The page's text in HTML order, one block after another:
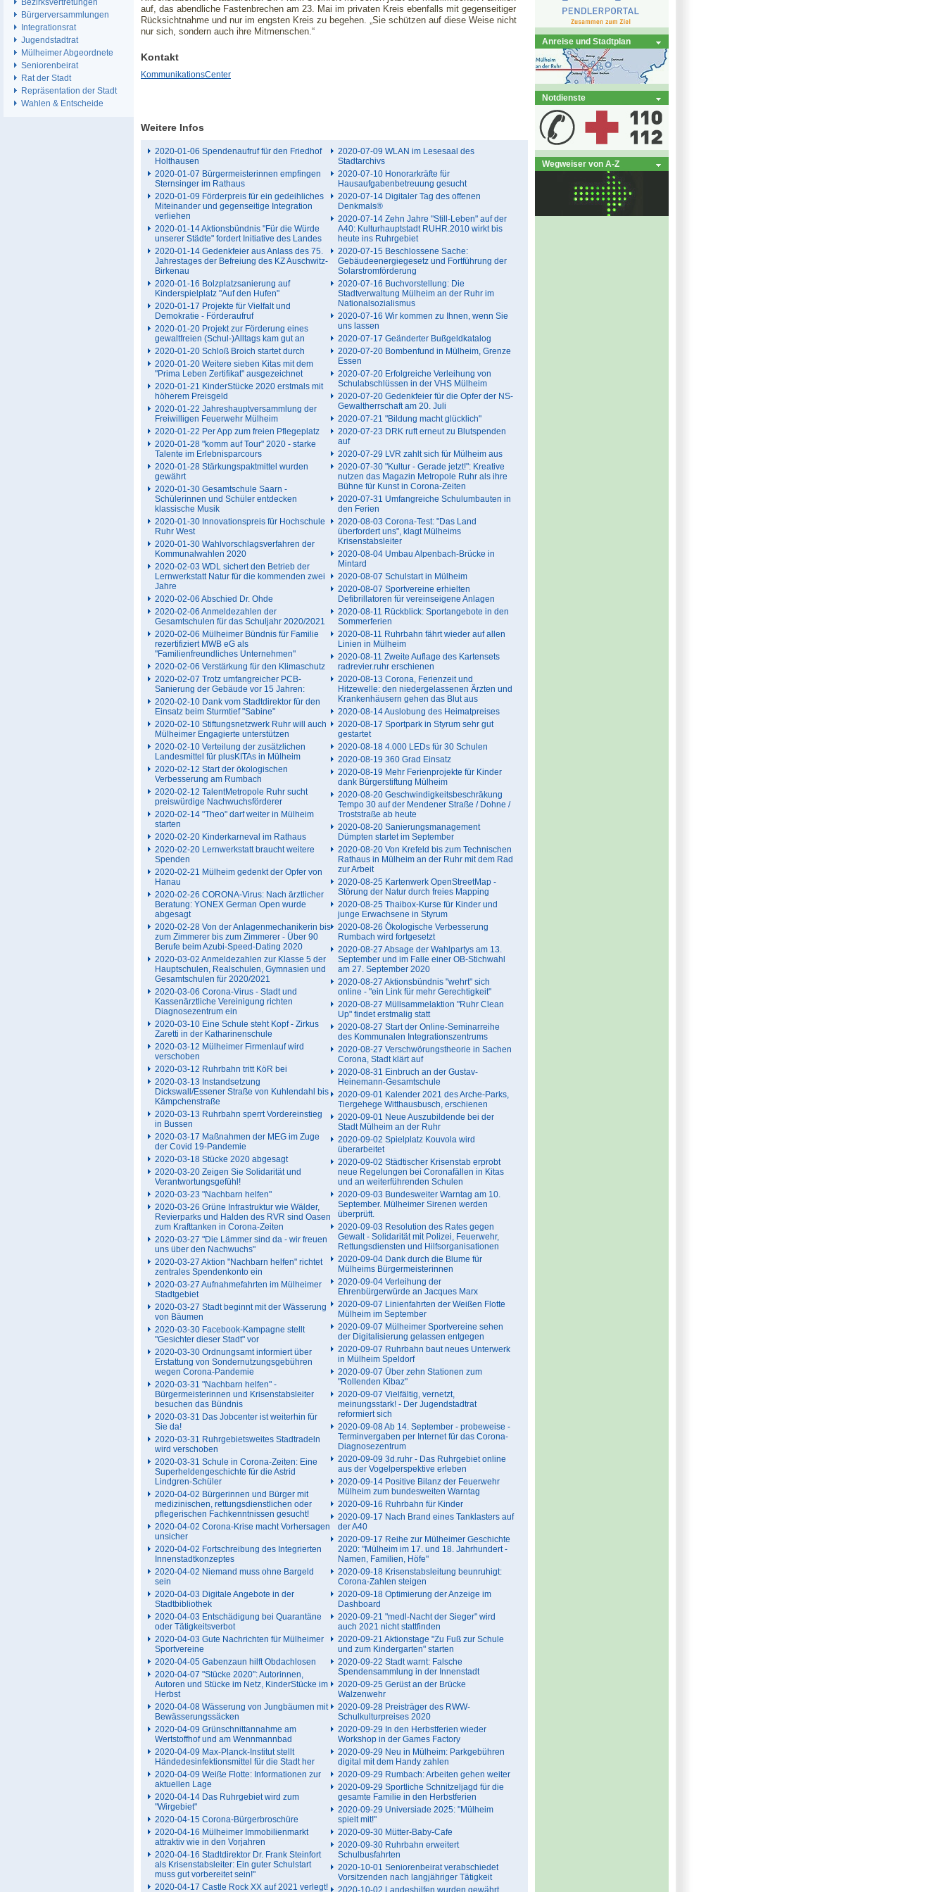
auf, das abendliche Fastenbrechen am 23. Mai im privaten Kreis ebenfalls mit gegenseitiger
Rücksichtnahme und nur im engsten Kreis zu begehen. „Sie schützen auf diese Weise nicht
nur sich, sondern auch ihre Mitmenschen.“
Kontakt
KommunikationsCenter
Weitere Infos
2020-01-06 Spendenaufruf für den Friedhof
Holthausen
2020-01-07 Bürgermeisterinnen empfingen
Sternsinger im Rathaus
2020-01-09 Förderpreis für ein gedeihliches
Miteinander und gegenseitige Integration
verliehen
2020-01-14 Aktionsbündnis "Für die Würde
unserer Städte" fordert Initiative des Landes
2020-01-14 Gedenkfeier aus Anlass des 75.
Jahrestages der Befreiung des KZ Auschwitz-
Birkenau
2020-01-16 Bolzplatzsanierung auf
Kinderspielplatz "Auf den Hufen"
2020-01-17 Projekte für Vielfalt und
Demokratie - Förderaufruf
2020-01-20 Projekt zur Förderung eines
gewaltfreien (Schul-)Alltags kam gut an
2020-01-20 Schloß Broich startet durch
2020-01-20 Weitere sieben Kitas mit dem
"Prima Leben Zertifikat" ausgezeichnet
2020-01-21 KinderStücke 2020 erstmals mit
höherem Preisgeld
2020-01-22 Jahreshauptversammlung der
Freiwilligen Feuerwehr Mülheim
2020-01-22 Per App zum freien Pflegeplatz
2020-01-28 "komm auf Tour" 2020 - starke
Talente im Erlebnisparcours
2020-01-28 Stärkungspaktmittel wurden
gewährt
2020-01-30 Gesamtschule Saarn -
Schülerinnen und Schüler entdecken
klassische Musik
2020-01-30 Innovationspreis für Hochschule
Ruhr West
2020-01-30 Wahlvorschlagsverfahren der
Kommunalwahlen 2020
2020-02-03 WDL sichert den Betrieb der
Lernwerkstatt Natur für die kommenden zwei
Jahre
2020-02-06 Abschied Dr. Ohde
2020-02-06 Anmeldezahlen der
Gesamtschulen für das Schuljahr 2020/2021
2020-02-06 Mülheimer Bündnis für Familie
rezertifiziert MWB eG als
"Familienfreundliches Unternehmen"
2020-02-06 Verstärkung für den Klimaschutz
2020-02-07 Trotz umfangreicher PCB-
Sanierung der Gebäude vor 15 Jahren:
2020-02-10 Dank vom Stadtdirektor für den
Einsatz beim Sturmtief "Sabine"
2020-02-10 Stiftungsnetzwerk Ruhr will auch
Mülheimer Engagierte unterstützen
2020-02-10 Verteilung der zusätzlichen
Landesmittel für plusKITAs in Mülheim
2020-02-12 Start der ökologischen
Verbesserung am Rumbach
2020-02-12 TalentMetropole Ruhr sucht
preiswürdige Nachwuchsförderer
2020-02-14 "Theo" darf weiter in Mülheim
starten
2020-02-20 Kinderkarneval im Rathaus
2020-02-20 Lernwerkstatt braucht weitere
Spenden
2020-02-21 Mülheim gedenkt der Opfer von
Hanau
2020-02-26 CORONA-Virus: Nach ärztlicher
Beratung: YONEX German Open wurde
abgesagt
2020-02-28 Von der Anlagenmechanikerin bis
zum Zimmerer bis zum Zimmerer - Über 90
Berufe beim Azubi-Speed-Dating 2020
2020-03-02 Anmeldezahlen zur Klasse 5 der
Hauptschulen, Realschulen, Gymnasien und
Gesamtschulen für 2020/2021
2020-03-06 Corona-Virus - Stadt und
Kassenärztliche Vereinigung richten
Diagnosezentrum ein
2020-03-10 Eine Schule steht Kopf - Zirkus
Zaretti in der Katharinenschule
2020-03-12 Mülheimer Firmenlauf wird
verschoben
2020-03-12 Ruhrbahn tritt KöR bei
2020-03-13 Instandsetzung
Dickswall/Essener Straße von Kuhlendahl bis
Kämpchenstraße
2020-03-13 Ruhrbahn sperrt Vordereinstieg
in Bussen
2020-03-17 Maßnahmen der MEG im Zuge
der Covid 19-Pandemie
2020-03-18 Stücke 2020 abgesagt
2020-03-20 Zeigen Sie Solidarität und
Verantwortungsgefühl!
2020-03-23 "Nachbarn helfen"
2020-03-26 Grüne Infrastruktur wie Wälder,
Revierparks und Halden des RVR sind Oasen
zum Krafttanken in Corona-Zeiten
2020-03-27 "Die Lämmer sind da - wir freuen
uns über den Nachwuchs"
2020-03-27 Aktion "Nachbarn helfen" richtet
zentrales Spendenkonto ein
2020-03-27 Aufnahmefahrten im Mülheimer
Stadtgebiet
2020-03-27 Stadt beginnt mit der Wässerung
von Bäumen
2020-03-30 Facebook-Kampagne stellt
"Gesichter dieser Stadt" vor
2020-03-30 Ordnungsamt informiert über
Erstattung von Sondernutzungsgebühren
wegen Corona-Pandemie
2020-03-31 "Nachbarn helfen" -
Bürgermeisterinnen und Krisenstabsleiter
besuchen das Bündnis
2020-03-31 Das Jobcenter ist weiterhin für
Sie da!
2020-03-31 Ruhrgebietsweites Stadtradeln
wird verschoben
2020-03-31 Schule in Corona-Zeiten: Eine
Superheldengeschichte für die Astrid
Lindgren-Schüler
2020-04-02 Bürgerinnen und Bürger mit
medizinischen, rettungsdienstlichen oder
pflegerischen Fachkenntnissen gesucht!
2020-04-02 Corona-Krise macht Vorhersagen
unsicher
2020-04-02 Fortschreibung des Integrierten
Innenstadtkonzeptes
2020-04-02 Niemand muss ohne Bargeld
sein
2020-04-03 Digitale Angebote in der
Stadtbibliothek
2020-04-03 Entschädigung bei Quarantäne
oder Tätigkeitsverbot
2020-04-03 Gute Nachrichten für Mülheimer
Sportvereine
2020-04-05 Gabenzaun hilft Obdachlosen
2020-04-07 "Stücke 2020": Autorinnen,
Autoren und Stücke im Netz, KinderStücke im
Herbst
2020-04-08 Wässerung von Jungbäumen mit
Bewässerungssäcken
2020-04-09 Grünschnittannahme am
Wertstoffhof und am Wennmannbad
2020-04-09 Max-Planck-Institut stellt
Händedesinfektionsmittel für die Stadt her
2020-04-09 Weiße Flotte: Informationen zur
aktuellen Lage
2020-04-14 Das Ruhrgebiet wird zum
"Wirgebiet"
2020-04-15 Corona-Bürgerbroschüre
2020-04-16 Mülheimer Immobilienmarkt
attraktiv wie in den Vorjahren
2020-04-16 Stadtdirektor Dr. Frank Steinfort
als Krisenstabsleiter: Ein guter Schulstart
muss gut vorbereitet sein!"
2020-04-17 Castle Rock XX auf 2021 verlegt!
2020-07-09 WLAN im Lesesaal des
Stadtarchivs
2020-07-10 Honorarkräfte für
Hausaufgabenbetreuung gesucht
2020-07-14 Digitaler Tag des offenen
Denkmals®
2020-07-14 Zehn Jahre "Still-Leben" auf der
A40: Kulturhauptstadt RUHR.2010 wirkt bis
heute ins Ruhrgebiet
2020-07-15 Beschlossene Sache:
Gebäudeenergiegesetz und Fortführung der
Solarstromförderung
2020-07-16 Buchvorstellung: Die
Stadtverwaltung Mülheim an der Ruhr im
Nationalsozialismus
2020-07-16 Wir kommen zu Ihnen, wenn Sie
uns lassen
2020-07-17 Geänderter Bußgeldkatalog
2020-07-20 Bombenfund in Mülheim, Grenze
Essen
2020-07-20 Erfolgreiche Verleihung von
Schulabschlüssen in der VHS Mülheim
2020-07-20 Gedenkfeier für die Opfer der NS-
Gewaltherrschaft am 20. Juli
2020-07-21 "Bildung macht glücklich"
2020-07-23 DRK ruft erneut zu Blutspenden
auf
2020-07-29 LVR zahlt sich für Mülheim aus
2020-07-30 "Kultur - Gerade jetzt!": Kreative
nutzen das Magazin Metropole Ruhr als ihre
Bühne für Kunst in Corona-Zeiten
2020-07-31 Umfangreiche Schulumbauten in
den Ferien
2020-08-03 Corona-Test: "Das Land
überfordert uns", klagt Mülheims
Krisenstabsleiter
2020-08-04 Umbau Alpenbach-Brücke in
Mintard
2020-08-07 Schulstart in Mülheim
2020-08-07 Sportvereine erhielten
Defibrillatoren für vereinseigene Anlagen
2020-08-11 Rückblick: Sportangebote in den
Sommerferien
2020-08-11 Ruhrbahn fährt wieder auf allen
Linien in Mülheim
2020-08-11 Zweite Auflage des Kartensets
radrevier.ruhr erschienen
2020-08-13 Corona, Ferienzeit und
Hitzewelle: den niedergelassenen Ärzten und
Krankenhäusern gehen das Blut aus
2020-08-14 Auslobung des Heimatpreises
2020-08-17 Sportpark in Styrum sehr gut
gestartet
2020-08-18 4.000 LEDs für 30 Schulen
2020-08-19 360 Grad Einsatz
2020-08-19 Mehr Ferienprojekte für Kinder
dank Bürgerstiftung Mülheim
2020-08-20 Geschwindigkeitsbeschräkung
Tempo 30 auf der Mendener Straße / Dohne /
Troststraße ab heute
2020-08-20 Sanierungsmanagement
Dümpten startet im September
2020-08-20 Von Krefeld bis zum Technischen
Rathaus in Mülheim an der Ruhr mit dem Rad
zur Arbeit
2020-08-25 Kartenwerk OpenStreetMap -
Störung der Natur durch freies Mapping
2020-08-25 Thaibox-Kurse für Kinder und
junge Erwachsene in Styrum
2020-08-26 Ökologische Verbesserung
Rumbach wird fortgesetzt
2020-08-27 Absage der Wahlpartys am 13.
September und im Falle einer OB-Stichwahl
am 27. September 2020
2020-08-27 Aktionsbündnis "wehrt" sich
online - "ein Link für mehr Gerechtigkeit"
2020-08-27 Müllsammelaktion "Ruhr Clean
Up" findet erstmalig statt
2020-08-27 Start der Online-Seminarreihe
des Kommunalen Integrationszentrums
2020-08-27 Verschwörungstheorie in Sachen
Corona, Stadt klärt auf
2020-08-31 Einbruch an der Gustav-
Heinemann-Gesamtschule
2020-09-01 Kalender 2021 des Arche-Parks,
Tiergehege Witthausbusch, erschienen
2020-09-01 Neue Auszubildende bei der
Stadt Mülheim an der Ruhr
2020-09-02 Spielplatz Kouvola wird
überarbeitet
2020-09-02 Städtischer Krisenstab erprobt
neue Regelungen bei Coronafällen in Kitas
und an weiterführenden Schulen
2020-09-03 Bundesweiter Warntag am 10.
September. Mülheimer Sirenen werden
überprüft.
2020-09-03 Resolution des Rates gegen
Gewalt - Solidarität mit Polizei, Feuerwehr,
Rettungsdiensten und Hilfsorganisationen
2020-09-04 Dank durch die Blume für
Mülheims Bürgermeisterinnen
2020-09-04 Verleihung der
Ehrenbürgerwürde an Jacques Marx
2020-09-07 Linienfahrten der Weißen Flotte
Mülheim im September
2020-09-07 Mülheimer Sportvereine sehen
der Digitalisierung gelassen entgegen
2020-09-07 Ruhrbahn baut neues Unterwerk
in Mülheim Speldorf
2020-09-07 Über zehn Stationen zum
"Rollenden Kibaz"
2020-09-07 Vielfältig, vernetzt,
meinungsstark! - Der Jugendstadtrat
reformiert sich
2020-09-08 Ab 14. September - probeweise -
Terminvergaben per Internet für das Corona-
Diagnosezentrum
2020-09-09 3d.ruhr - Das Ruhrgebiet online
aus der Vogelperspektive erleben
2020-09-14 Positive Bilanz der Feuerwehr
Mülheim zum bundesweiten Warntag
2020-09-16 Ruhrbahn für Kinder
2020-09-17 Nach Brand eines Tanklasters auf
der A40
2020-09-17 Reihe zur Mülheimer Geschichte
2020: "Mülheim im 17. und 18. Jahrhundert -
Namen, Familien, Höfe"
2020-09-18 Krisenstabsleitung beunruhigt:
Corona-Zahlen steigen
2020-09-18 Optimierung der Anzeige im
Dashboard
2020-09-21 "medl-Nacht der Sieger" wird
auch 2021 nicht stattfinden
2020-09-21 Aktionstage "Zu Fuß zur Schule
und zum Kindergarten" starten
2020-09-22 Stadt warnt: Falsche
Spendensammlung in der Innenstadt
2020-09-25 Gerüst an der Brücke
Walzenwehr
2020-09-28 Preisträger des RWW-
Schulkulturpreises 2020
2020-09-29 In den Herbstferien wieder
Workshop in der Games Factory
2020-09-29 Neu in Mülheim: Parkgebühren
digital mit dem Handy zahlen
2020-09-29 Rumbach: Arbeiten gehen weiter
2020-09-29 Sportliche Schnitzeljagd für die
gesamte Familie in den Herbstferien
2020-09-29 Universiade 2025: "Mülheim
spielt mit!"
2020-09-30 Mütter-Baby-Cafe
2020-09-30 Ruhrbahn erweitert
Schulbusfahrten
2020-10-01 Seniorenbeirat verabschiedet
Vorsitzenden nach langjähriger Tätigkeit
Anreise und Stadtplan
Notdienste
Wegweiser von A-Z
Bezirksvertretungen
Bürgerversammlungen
Integrationsrat
Jugendstadtrat
Mülheimer Abgeordnete
Seniorenbeirat
Rat der Stadt
Repräsentation der Stadt
Wahlen & Entscheide